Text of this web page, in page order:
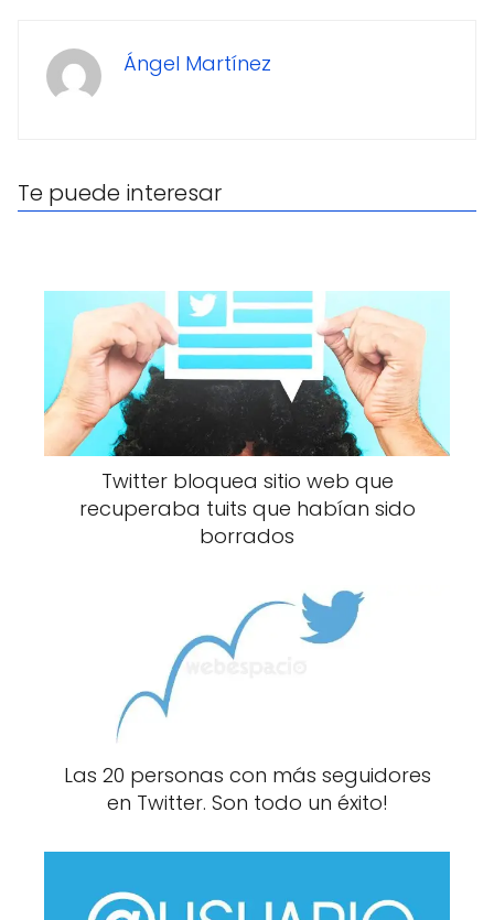
Ángel Martínez
Te puede interesar
Twitter bloquea sitio web que
recuperaba tuits que habían sido
borrados
Las 20 personas con más seguidores
en Twitter. Son todo un éxito!